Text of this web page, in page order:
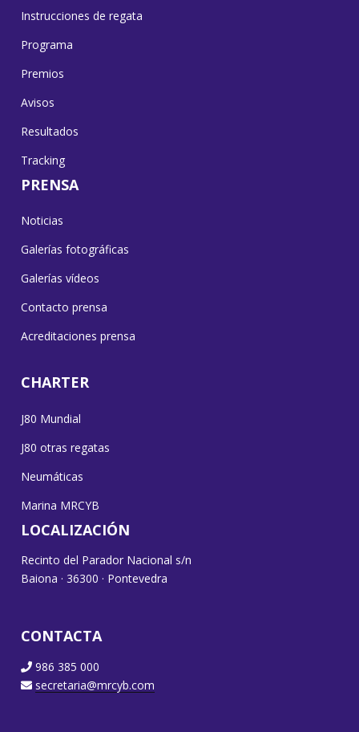
Instrucciones de regata
Programa
Premios
Avisos
Resultados
Tracking
PRENSA
Noticias
Galerías fotográficas
Galerías vídeos
Contacto prensa
Acreditaciones prensa
CHARTER
J80 Mundial
J80 otras regatas
Neumáticas
Marina MRCYB
LOCALIZACIÓN
Recinto del Parador Nacional s/n
Baiona · 36300 · Pontevedra
CONTACTA
986 385 000
secretaria@mrcyb.com